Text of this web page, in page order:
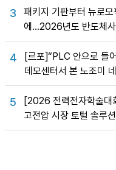
3
패키지 기판부터 뉴로
에…2026년도 반도체사
4
[르포]“PLC 안으로 들
데모센터서 본 노조미
5
[2026 전력전자학술대
고전압 시장 토털 솔루